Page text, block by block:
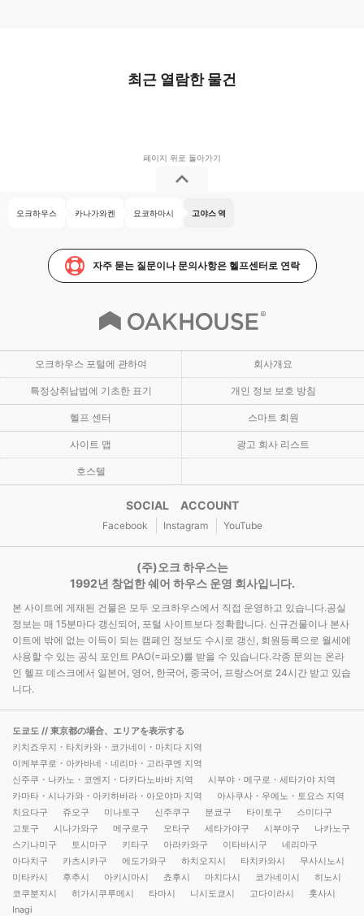
최근 열람한 물건
오크하우스 카나가와켄 요코하마시 고야스 역
자주 묻는 질문이나 문의사항은 헬프센터로 연락
오크하우스 포털에 관하여 회사개요
특정상취납법에 기초한 표기 개인 정보 보호 방침
헬프 센터 스마트 회원
사이트 맵 광고 회사 리스트
호스텔
SOCIAL ACCOUNT
Facebook Instagram YouTube
(주)오크 하우스는
1992년 창업한 쉐어 하우스 운영 회사입니다.
본 사이트에 게재된 건물은 모두 오크하우스에서 직접 운영하고 있습니다.공실
정보는 매 15분마다 갱신되어, 포털 사이트보다 정확합니다. 신규건물이나 본사
이트에 밖에 없는 이득이 되는 캠페인 정보도 수시로 갱신, 회원등록으로 월세에
사용할 수 있는 공식 포인트 PAO(=파오)를 받을 수 있습니다.각종 문의는 온라
인 헬프 데스크에서 일본어, 영어, 한국어, 중국어, 프랑스어로 24시간 받고 있습
니다.
도쿄도 // 東京都の場合、エリアを表示する
키치죠우지・타치카와・코가네이・마치다 지역
이케부쿠로・아카바네・네리마・고라쿠엔 지역
신주쿠・나카노・코엔지・다카다노바바 지역
시부야・메구로・세타가야 지역
카마타・시나가와・아키하바라・아오야마 지역
아사쿠사・우에노・토요스 지역
치요다구
쥬오구 미나토구 신주쿠구 분쿄구 타이토구
스미다구
고토구
시나가와구 메구로구 오타구 세타가야구 시부야구
나카노구
스기나미구
토시마구 키타구 아라카와구 이타바시구
네리마구
아다치구
카츠시카구 에도가와구 하치오지시 타치카와시
무사시노시
미타카시
후추시 아키시마시 쵸후시 마치다시 코가네이시
히노시
코쿠분지시
히가시쿠루메시 타마시 니시도쿄시 고다이라시
훗사시
Inagi